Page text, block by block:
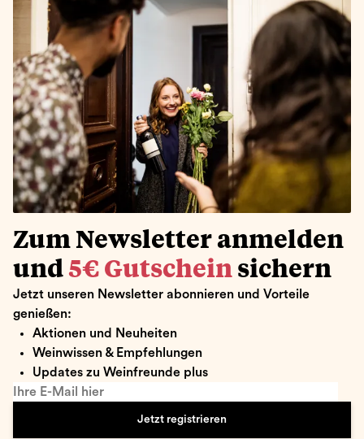
Zum Newsletter anmelden
und 5€ Gutschein sichern
Jetzt unseren Newsletter abonnieren und Vorteile
genießen:
Aktionen und Neuheiten
Weinwissen & Empfehlungen
Updates zu Weinfreunde plus
Ihre E-Mail hier
Jetzt registrieren